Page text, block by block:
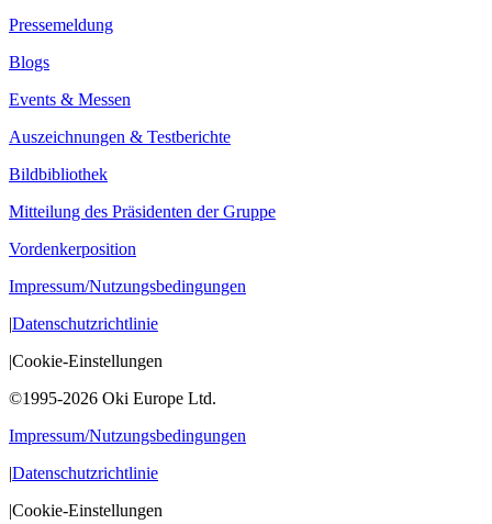
Pressemeldung
Blogs
Events & Messen
Auszeichnungen & Testberichte
Bildbibliothek
Mitteilung des Präsidenten der Gruppe
Vordenkerposition
Impressum/Nutzungsbedingungen
|Datenschutzrichtlinie
|Cookie-Einstellungen
©1995-2026 Oki Europe Ltd.
Impressum/Nutzungsbedingungen
|Datenschutzrichtlinie
|Cookie-Einstellungen